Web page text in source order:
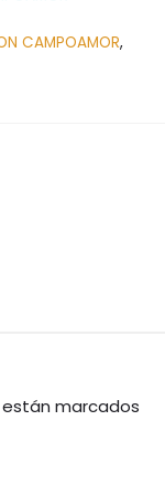
CAMPOAMOR,
marcados